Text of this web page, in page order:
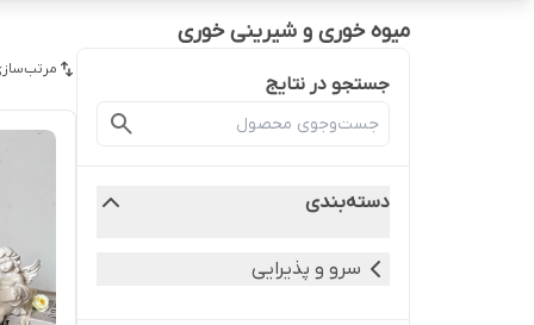
میوه خوری و شیرینی خوری
جستجو در نتایج
دسته‌بندی
سرو و پذیرایی